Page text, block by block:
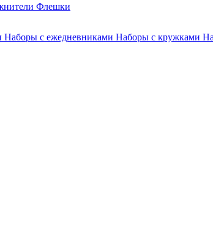
Флешки
Наборы с ежедневниками Наборы с кружками